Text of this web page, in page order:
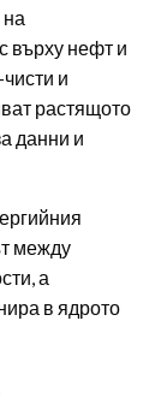
върху нефт и
и
растящото
данни и
между
а
в ядрото